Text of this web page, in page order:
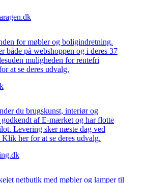
for møbler og boligindretning.
både på webshoppen og i deres 37
muligheden for rentefri
at se deres udvalg.
du brugskunst, interiør og
af E-mærket og har flotte
Levering sker næste dag ved
her for at se deres udvalg.
netbutik med møbler og lamper til